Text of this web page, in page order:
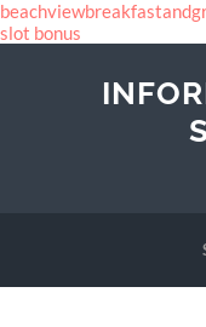
slot bonus